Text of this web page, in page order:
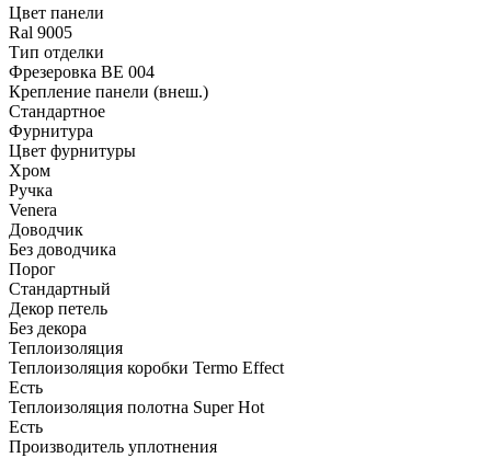
Цвет панели
Ral 9005
Тип отделки
Фрезеровка BE 004
Крепление панели (внеш.)
Стандартное
Фурнитура
Цвет фурнитуры
Хром
Ручка
Venera
Доводчик
Без доводчика
Порог
Стандартный
Декор петель
Без декора
Теплоизоляция
Теплоизоляция коробки Termo Effect
Есть
Теплоизоляция полотна Super Нot
Есть
Производитель уплотнения